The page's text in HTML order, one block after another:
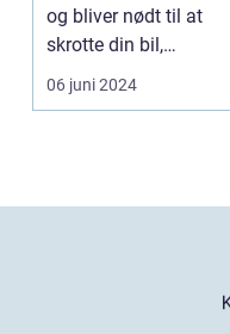
og bliver nødt til at
skrotte din bil,
gammelt jern elle...
06 juni 2024